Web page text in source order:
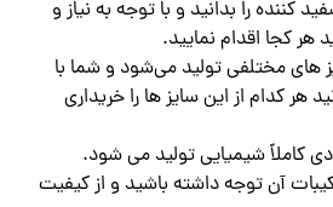
کننده را بدانید و با توجه به نیاز و
کجا اقدام نمایید.
های مختلفی تولید می‌شود و شما با
هر کدام از این سایز ها را خریداری
کاملاً شیمیایی تولید می شود.
آن توجه داشته باشید و از کیفیت